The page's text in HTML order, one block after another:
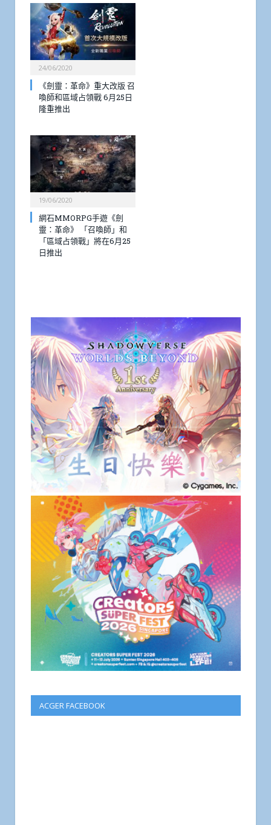
24/06/2020
《劍靈：革命》重大改版 召
喚師和區域占領戰 6月25日
隆重推出
19/06/2020
網石MMORPG手遊《劍
靈：革命》 「召喚師」和
「區域占領戰」將在6月25
日推出
ACGER FACEBOOK